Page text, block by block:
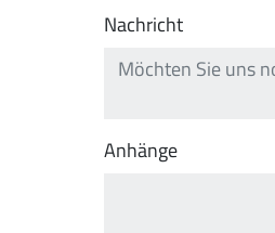
Nachricht
Anhänge